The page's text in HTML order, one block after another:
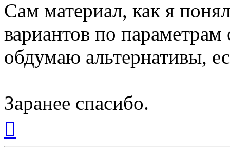
Сам материал, как я
вариантов по
обдумаю альтернативы,
Заранее спасибо.
началу